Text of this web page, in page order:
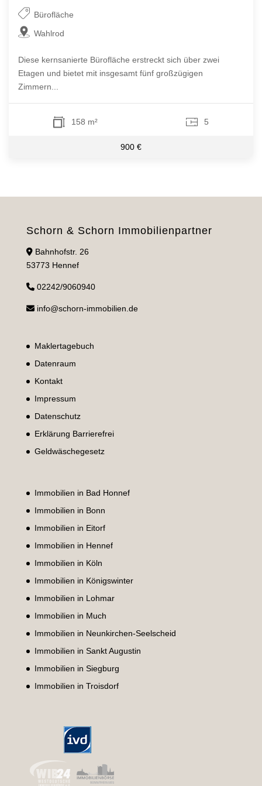
Bürofläche
Wahlrod
Diese kernsanierte Bürofläche erstreckt sich über zwei
Etagen und bietet mit insgesamt fünf großzügigen
Zimmern...
158 m² 5
900 €
Schorn & Schorn Immobilienpartner
Bahnhofstr. 26
53773 Hennef
02242/9060940
info@schorn-immobilien.de
Maklertagebuch
Datenraum
Kontakt
Impressum
Datenschutz
Erklärung Barrierefrei
Geldwäschegesetz
Immobilien in Bad Honnef
Immobilien in Bonn
Immobilien in Eitorf
Immobilien in Hennef
Immobilien in Köln
Immobilien in Königswinter
Immobilien in Lohmar
Immobilien in Much
Immobilien in Neunkirchen-Seelscheid
Immobilien in Sankt Augustin
Immobilien in Siegburg
Immobilien in Troisdorf